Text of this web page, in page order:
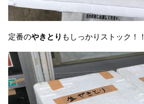
定番のやきとり もしっかりストック！！